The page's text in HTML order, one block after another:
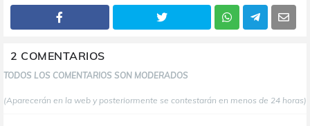
2 COMENTARIOS
TODOS LOS COMENTARIOS SON MODERADOS
(Aparecerán en la web y posteriormente se contestarán en menos de 24 horas)